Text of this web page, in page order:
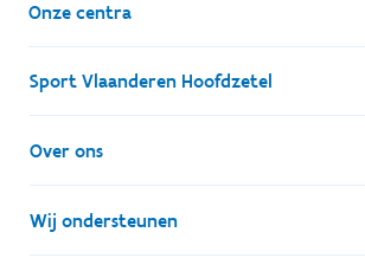
Onze centra
Sport Vlaanderen Hoofdzetel
Simon Bolivarlaan 17
1000 Brussel
Ondernemingsnummer: BE 0248.142.826
Over ons
Wie zijn we, wat doen we
Wij ondersteunen